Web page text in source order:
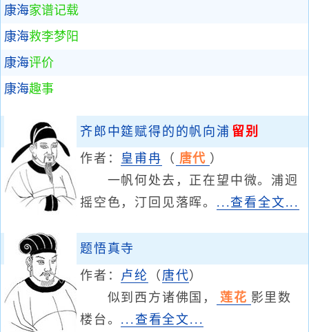
康海家谱记载
康海救李梦阳
康海评价
康海趣事
齐郎中筵赋得的的帆向浦 留别
作者： 皇甫冉 （ 唐代 ）
一帆何处去，正在望中微。浦迥
摇空色，汀回见落晖。 ...查看全文...
题悟真寺
作者： 卢纶 （ 唐代）
似到西方诸佛国，
莲花 影里数
楼台。 ...查看全文...